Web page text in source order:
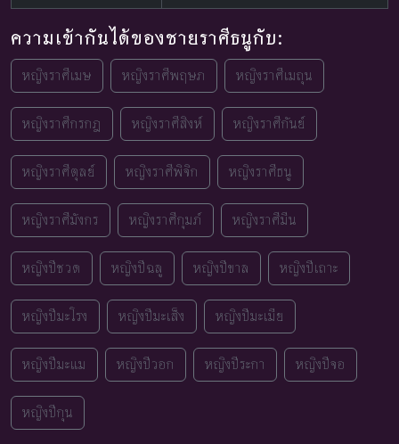
ความเข้ากันได้ของชายราศีธนูกับ:
หญิงราศีเมษ หญิงราศีพฤษภ หญิงราศีเมถุน
หญิงราศีกรกฎ หญิงราศีสิงห์ หญิงราศีกันย์
หญิงราศีตุลย์ หญิงราศีพิจิก หญิงราศีธนู
หญิงราศีมังกร หญิงราศีกุมภ์ หญิงราศีมีน
หญิงปีชวด หญิงปีฉลู หญิงปีขาล หญิงปีเถาะ
หญิงปีมะโรง หญิงปีมะเส็ง หญิงปีมะเมีย
หญิงปีมะแม หญิงปีวอก หญิงปีระกา หญิงปีจอ
หญิงปีกุน